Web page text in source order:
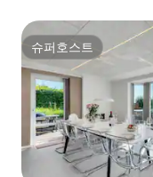
슈퍼호스트
슈퍼호스트